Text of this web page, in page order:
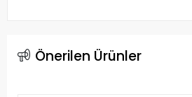
Önerilen Ürünler